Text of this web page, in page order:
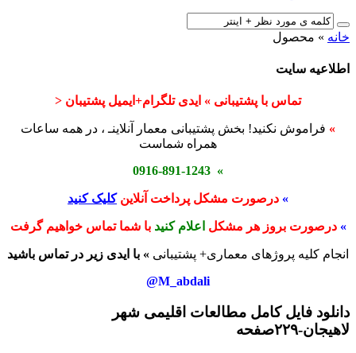
خانه » محصول
اطلاعیه سایت
تماس با پشتیبانی » ایدی تلگرام+ایمیل پشتیبان <
» فراموش نکنید! بخش پشتیبانی معمار آنلاینـ ، در همه ساعات
همراه شماست
» 0916-891-1243
» درصورت مشکل پرداخت آنلاینکلیک کنید
» درصورت بروز هر مشکل اعلام کنید با شما تماس خواهیم گرفت
انجام کلیه پروژهای معماری+ پشتیبانی » با ایدی زیر در تماس باشید
M_abdali@
دانلود فایل کامل مطالعات اقلیمی شهر
لاهیجان-۲۲۹صفحه